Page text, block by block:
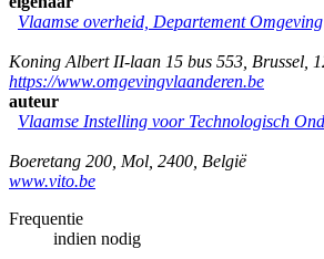
Vlaamse overheid, Departement Omgeving
Koning Albert II-laan 15 bus 553 Brussel
https://www.omgevingvlaanderen.be
auteur
Vlaamse Instelling voor Technologisch
Boeretang 200 Mol 2400 België
www.vito.be
Frequentie
indien nodig